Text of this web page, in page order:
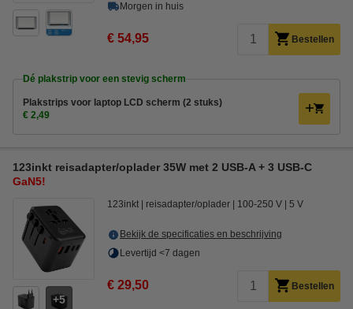
Morgen in huis
€ 54,95 Bestellen
Dé plakstrip voor een stevig scherm
Plakstrips voor laptop LCD scherm (2 stuks)
€ 2,49
123inkt reisadapter/oplader 35W met 2 USB-A + 3 USB-C
GaN5!
5
123inkt reisadapter/oplader 100-250 V 5 V
Bekijk de specificaties en beschrijving
Levertijd <7 dagen
€ 29,50 Bestellen